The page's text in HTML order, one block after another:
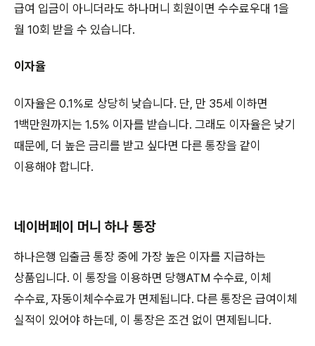
급여 입금이 아니더라도 하나머니 회원이면 수수료우대 1을
월 10회 받을 수 있습니다.
이자율
이자율은 0.1%로 상당히 낮습니다. 단, 만 35세 이하면
1백만원까지는 1.5% 이자를 받습니다. 그래도 이자율은 낮기
때문에, 더 높은 금리를 받고 싶다면 다른 통장을 같이
이용해야 합니다.
네이버페이 머니 하나 통장
하나은행 입출금 통장 중에 가장 높은 이자를 지급하는
상품입니다. 이 통장을 이용하면 당행ATM 수수료, 이체
수수료, 자동이체수수료가 면제됩니다. 다른 통장은 급여이체
실적이 있어야 하는데, 이 통장은 조건 없이 면제됩니다.